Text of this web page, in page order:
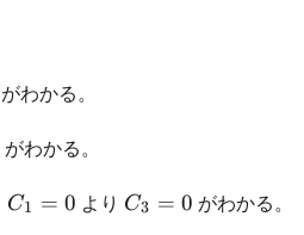
がわかる。
がわかる。
C_1=0
C1 = 0 より C_3=0
C3 = 0 がわかる。